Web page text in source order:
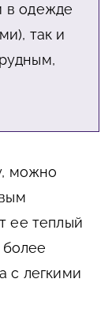
в одежде
так и
можно
ее теплый
с легкими